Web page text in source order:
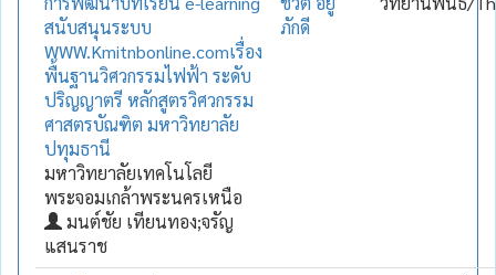
สนับสนุนระบบ
WWW.Kmitnbonline.comเรื่อง
พื้นฐานวิศวกรรมไฟฟ้า ระดับ
ปริญญาตรี หลักสูตรวิศวกรรม
ศาสตรบัณฑิต มหาวิทยาลัย
ปทุมธานี
มหาวิทยาลัยเทคโนโลยี
พระจอมเกล้าพระนครเหนือ
มนต์ชัย เทียนทอง;จรัญ
แสนราช
ภักดี